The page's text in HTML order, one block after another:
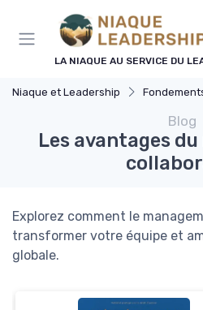
LA NIAQUE AU SERVICE DU
Niaque et Leadership
Blog
Les avantages
Explorez comment le
transformer votre équipe et
globale.